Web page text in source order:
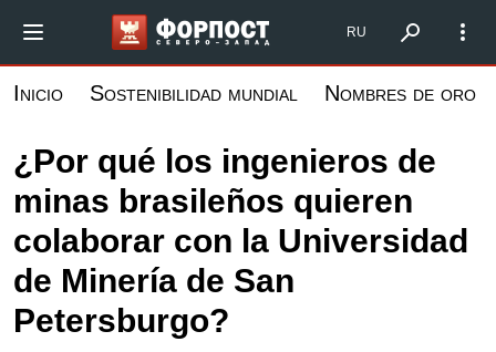
contenido
Форпост Северо-Запад
RU
Inicio Sostenibilidad mundial Nombres de oro
¿Por qué los ingenieros de
minas brasileños quieren
colaborar con la Universidad
de Minería de San
Petersburgo?